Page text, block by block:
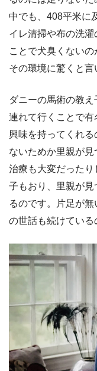
中でも、408平米に
イレ清掃や布の洗
ことで犬臭くない
その環境に驚くと言
ダニーの馬術の教
連れて行くことで
興味を持ってくれ
ないためか里親が
治療も大変だった
子もおり、里親が
るのです。片足が
の世話も続けている